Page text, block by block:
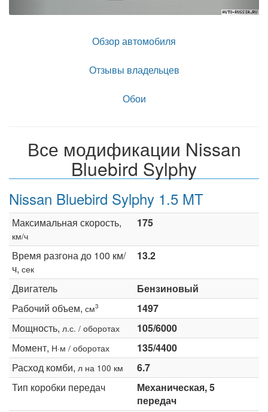
Обзор автомобиля
Отзывы владельцев
Обои
Все модификации Nissan
Bluebird Sylphy
Nissan Bluebird Sylphy 1.5 MT
Максимальная скорость,
км/ч
175
Время разгона до 100 км/
ч, сек
13.2
Двигатель
Бензиновый
Рабочий объем, см3
1497
Мощность, л.с. / оборотах
105/6000
Момент, Н·м / оборотах
135/4400
Расход комби, л на 100 км
6.7
Тип коробки передач
Механическая, 5
передач